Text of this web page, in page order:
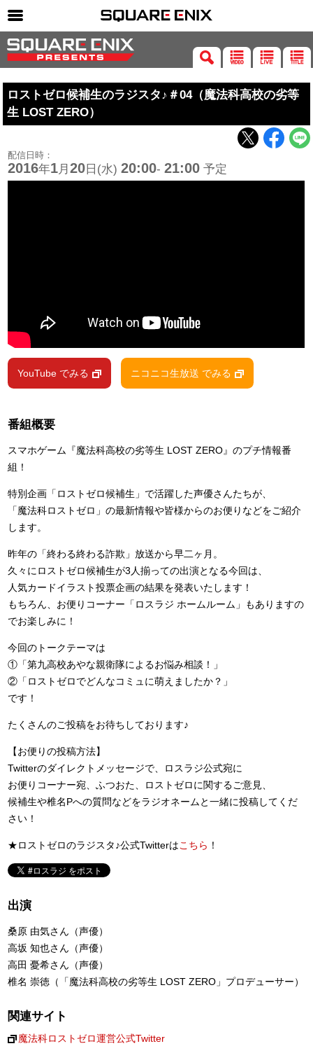
SQUARE ENIX 公式サイトメニュー
マガジン＆ブックス
ミュージック
グッズ
ストア
ロストゼロ候補生のラジスタ♪＃04（魔法科高校の劣等
生 LOST ZERO）
配信日時：
2016年1月20 日(水)20:00-21:00 予定
YouTube でみる ニコニコ生放送 でみる
番組概要
スマホゲーム『魔法科高校の劣等生 LOST ZERO』のプチ情報番
組！
特別企画「ロストゼロ候補生」で活躍した声優さんたちが、
「魔法科ロストゼロ」の最新情報や皆様からのお便りなどをご紹介
します。
昨年の「終わる終わる詐欺」放送から早二ヶ月。
久々にロストゼロ候補生が3人揃っての出演となる今回は、
人気カードイラスト投票企画の結果を発表いたします！
もちろん、お便りコーナー「ロスラジ ホームルーム」もありますの
でお楽しみに！
今回のトークテーマは
①「第九高校あやな親衛隊によるお悩み相談！」
②「ロストゼロでどんなコミュに萌えましたか？」
です！
たくさんのご投稿をお待ちしております♪
【お便りの投稿方法】
Twitterのダイレクトメッセージで、ロスラジ公式宛に
お便りコーナー宛、ふつおた、ロストゼロに関するご意見、
候補生や椎名Pへの質問などをラジオネームと一緒に投稿してくだ
さい！
★ロストゼロのラジスタ♪公式Twitterはこちら ！
出演
桑原 由気さん（声優）
高坂 知也さん（声優）
高田 憂希さん（声優）
椎名 崇徳（「魔法科高校の劣等生 LOST ZERO」プロデューサー）
関連サイト
魔法科ロストゼロ運営公式Twitter